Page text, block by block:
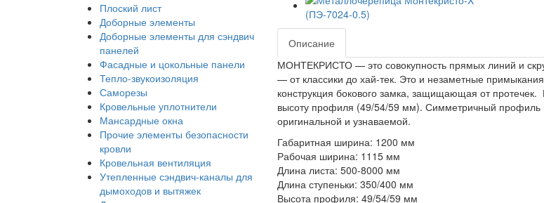
Плоский лист
Доборные элементы
Доборные элементы для сэндвич
панелей
Фасадные и цокольные панели
Тепло-звукоизоляция
Саморезы
Кровельные уплотнители
Мансардные окна
Прочие элементы безопасности
кровли
Кровельная вентиляция
Утепленные сэндвич-каналы для
дымоходов и вытяжек
Описание
МОНТЕКРИСТО — это совокупность прямых линий и
— от классики до хай-тек. Это и незаметные
конструкция бокового замка, защищающая от
высоту профиля (49/54/59 мм). Симметричный
оригинальной и узнаваемой.
Габаритная ширина: 1200 мм
Рабочая ширина: 1115 мм
Длина листа: 500-8000 мм
Длина ступеньки: 350/400 мм
Высота профиля: 49/54/59 мм